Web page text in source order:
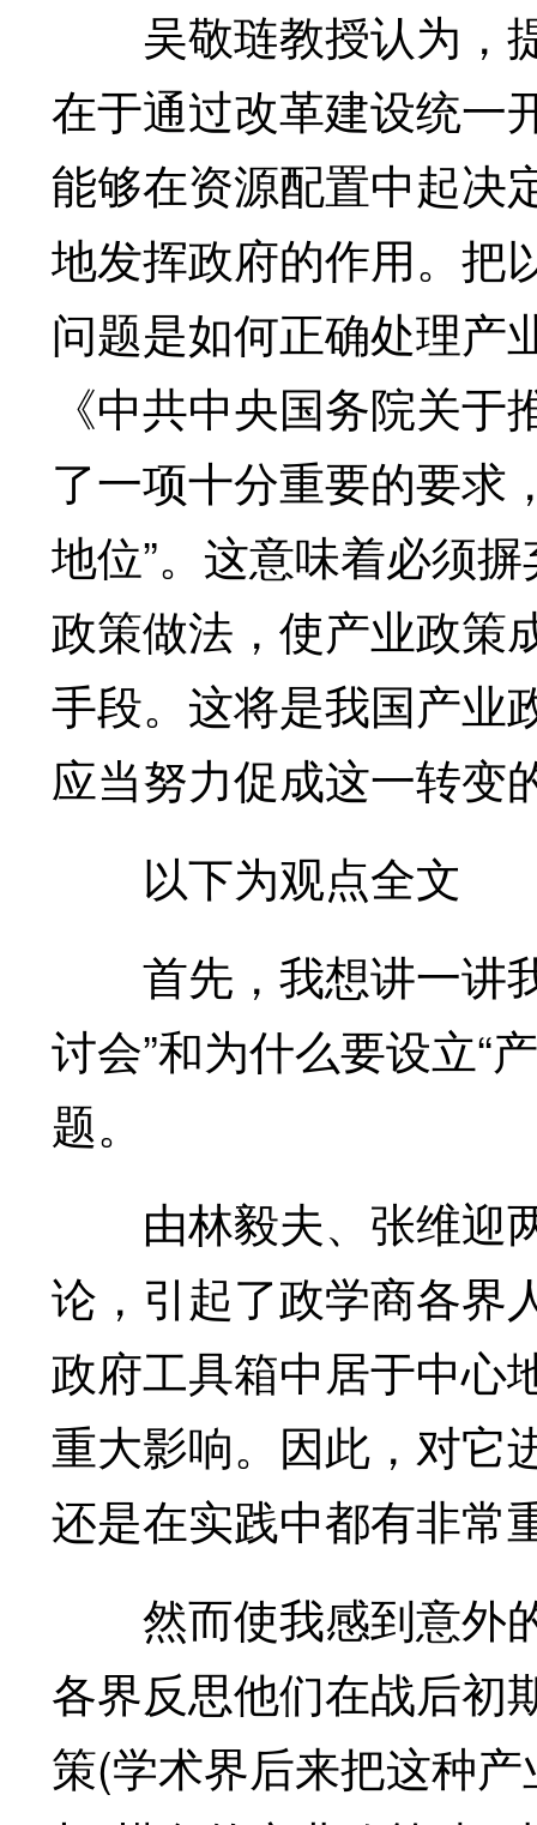
吴敬琏教授认为，
在于通过改革建设统一
能够在资源配置中起决
地发挥政府的作用。把
问题是如何正确处理产
《中共中央国务院关
了一项十分重要的要求
地位”。这意味着必须
政策做法，使产业政策
手段。这将是我国产业
应当努力促成这一转变
以下为观点全文
首先，我想讲一讲我
讨会”和为什么要设立“
题。
由林毅夫、张维迎
论，引起了政学商各界
政府工具箱中居于中心
重大影响。因此，对它
还是在实践中都有非常
然而使我感到意外
各界反思他们在战后初
策(学术界后来把这种